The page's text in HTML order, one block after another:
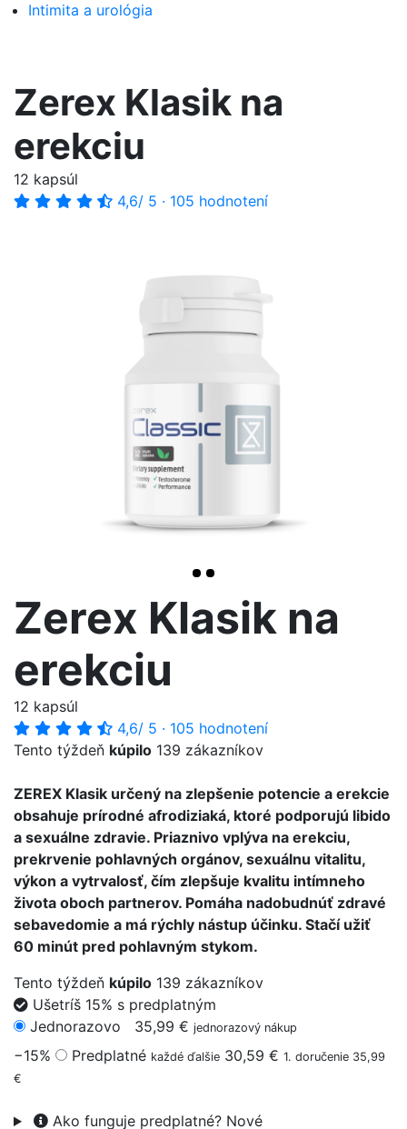
Intimita a urológia
Zerex Klasik na
erekciu
12 kapsúl
4,6/ 5 · 105 hodnotení
Zerex Klasik na
erekciu
12 kapsúl
4,6/ 5 · 105 hodnotení
Tento týždeň kúpilo 139 zákazníkov
ZEREX Klasik určený na zlepšenie potencie a erekcie
obsahuje prírodné afrodiziaká, ktoré podporujú libido
a sexuálne zdravie. Priaznivo vplýva na erekciu,
prekrvenie pohlavných orgánov, sexuálnu vitalitu,
výkon a vytrvalosť, čím zlepšuje kvalitu intímneho
života oboch partnerov. Pomáha nadobudnúť zdravé
sebavedomie a má rýchly nástup účinku. Stačí užiť
60 minút pred pohlavným stykom.
Tento týždeň kúpilo 139 zákazníkov
Ušetríš 15% s predplatným
Jednorazovo
35,99 € jednorazový nákup
−15% Predplatné každé ďalšie 30,59 € 1. doručenie 35,99
€
Ako funguje predplatné? Nové